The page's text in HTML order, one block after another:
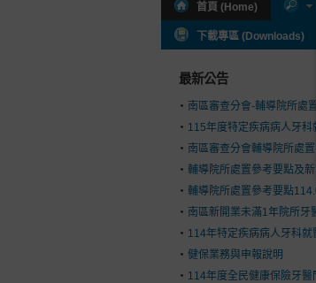
首頁 (Home)
下載專區 (Downloads)
最新公告
南區審查分會-輔導院所處
115年度特定疾病病人牙科
南區審查分會輔導院所處
輔導院所處置參考要點及
輔導院所處置參考要點
南區新開業未滿1年院所
114年特定疾病病人牙科
健保業務與申報說明
114年度全民健康保險牙